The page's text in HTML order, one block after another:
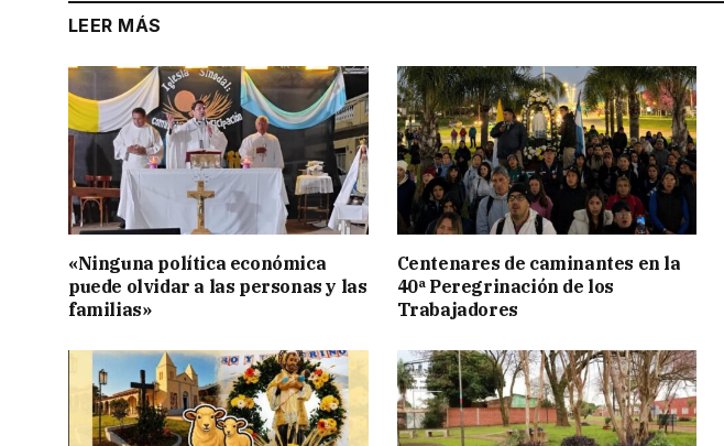
LEER MÁS
«Ninguna política económica
puede olvidar a las personas y las
familias»
Centenares de caminantes en la
40ª Peregrinación de los
Trabajadores